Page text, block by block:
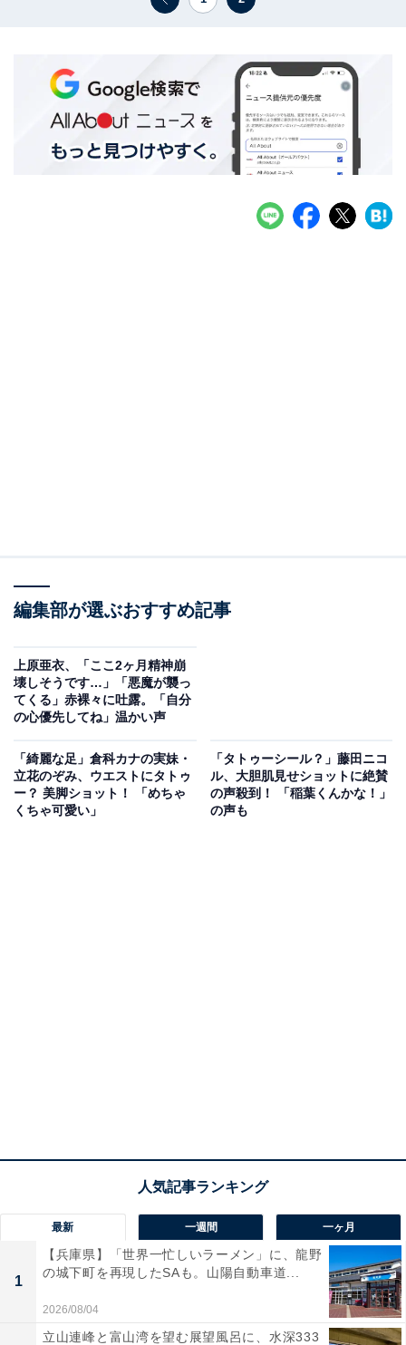
編集部が選ぶおすすめ記事
上原亜衣、「ここ2ヶ月精神崩
壊しそうです…」「悪魔が襲っ
てくる」赤裸々に吐露。「自分
の心優先してね」温かい声
「綺麗な足」倉科カナの実妹・
立花のぞみ、ウエストにタトゥ
ー？ 美脚ショット！ 「めちゃ
くちゃ可愛い」
「タトゥーシール？」藤田ニコ
ル、大胆肌見せショットに絶賛
の声殺到！ 「稲葉くんかな！」
の声も
最新 一週間 一ヶ月
1
【兵庫県】「世界一忙しいラーメン」に、龍野
の城下町を再現したSAも。山陽自動車道...
2026/08/04
立山連峰と富山湾を望む展望風呂に、水深333